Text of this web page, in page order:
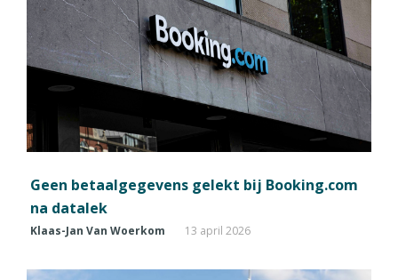
Geen betaalgegevens gelekt bij Booking.com
na datalek
Klaas-Jan Van Woerkom 13 april 2026